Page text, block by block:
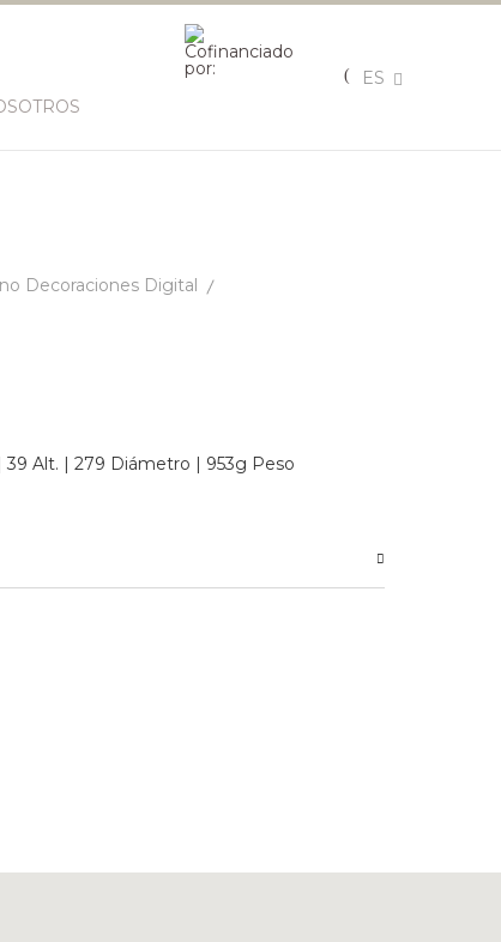
ES
Decoraciones Digital
39 Alt. | 279 Diámetro | 953g Peso